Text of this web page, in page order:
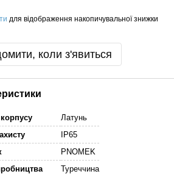
для відображення накопичувальної знижки
коли з'явиться
Латунь
IP65
PNOMEK
Туреччина